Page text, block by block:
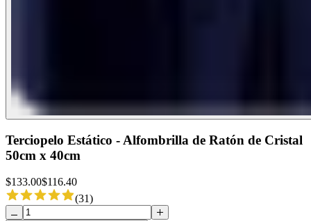
Terciopelo Estático - Alfombrilla de Ratón de Cristal
50cm x 40cm
$133.00$116.40
(31)